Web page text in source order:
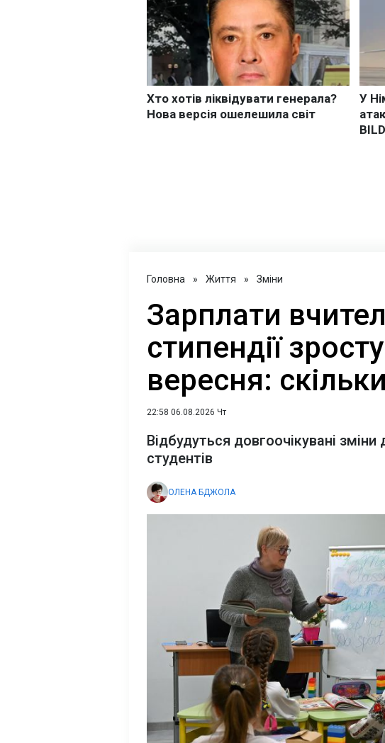
Головна » Життя » Зміни
Зарплати
стипендії
вересня:
22:58 06.08.2026 Чт
Відбудуться довгоочікувані зміни
студентів
ОЛЕНА БДЖОЛА